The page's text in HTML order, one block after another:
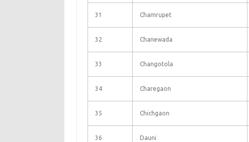
31 Chamrupet
32 Chanewada
33 Changotola
34 Charegaon
35 Chichgaon
36 Dauni